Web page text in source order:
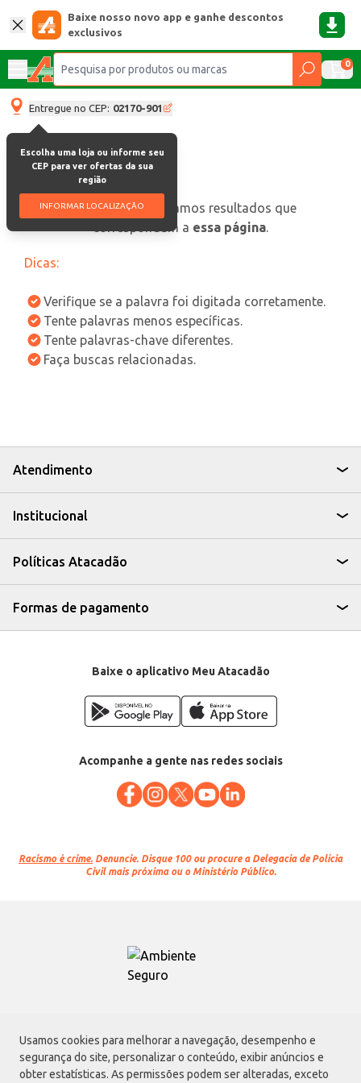
Usamos cookies para melhorar a navegação, desempenho e
segurança do site, personalizar o conteúdo, exibir anúncios e
obter estatísticas. As permissões podem ser alteradas, exceto
Baixe nosso novo app e ganhe descontos
exclusivos
0
Entregue no CEP: 02170-901
Escolha uma loja ou informe seu
CEP para ver ofertas da sua
região
INFORMAR LOCALIZAÇÃO
oops, não encontramos resultados que
correspondam a essa página.
Dicas:
Verifique se a palavra foi digitada corretamente.
Tente palavras menos específicas.
Tente palavras-chave diferentes.
Faça buscas relacionadas.
Atendimento
Institucional
Políticas Atacadão
Formas de pagamento
Baixe o aplicativo Meu Atacadão
Acompanhe a gente nas redes sociais
Racismo é crime. Denuncie. Disque 100 ou procure a Delegacia de Polícia
Civil mais próxima ou o Ministério Público.
Atacadão S.A.
Avenida Morvan Dias de Figueiredo, 6169, Vila Maria, São Paulo - SP | CEP
02170-901 | CNPJ: 75.315.333/0001-09